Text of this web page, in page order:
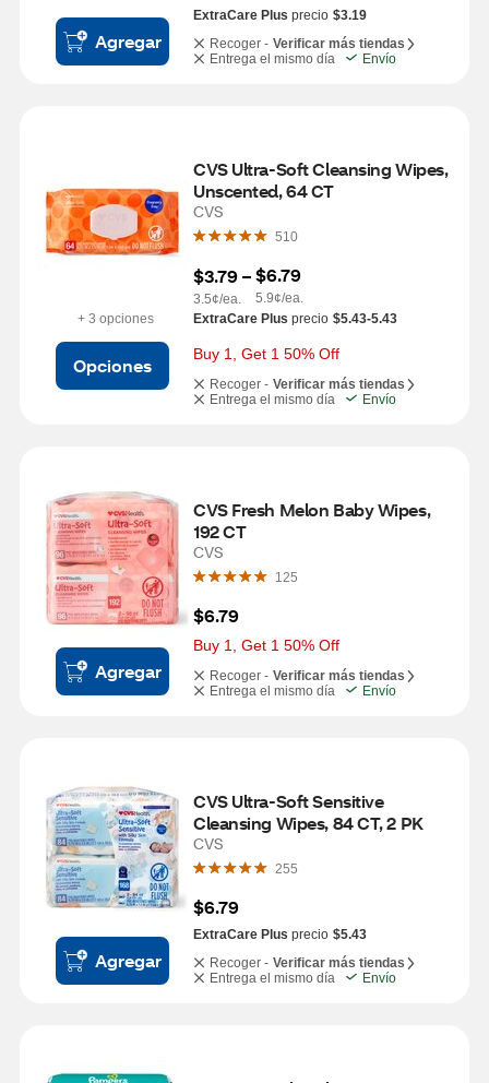
Agregar
ExtraCare Plus precio $3.19
Recoger - Verificar más tiendas
Entrega el mismo día
Envío
+ 3 opciones
Opciones
CVS Ultra-Soft Cleansing Wipes,
Unscented, 64 CT
CVS
510
$3.79 –
3.5¢/ea.
$6.79
5.9¢/ea.
ExtraCare Plus precio $5.43-5.43
Buy 1, Get 1 50% Off
Recoger - Verificar más tiendas
Entrega el mismo día
Envío
Agregar
CVS Fresh Melon Baby Wipes,
192 CT
CVS
125
$6.79
Buy 1, Get 1 50% Off
Recoger - Verificar más tiendas
Entrega el mismo día
Envío
Agregar
CVS Ultra-Soft Sensitive
Cleansing Wipes, 84 CT, 2 PK
CVS
255
$6.79
ExtraCare Plus precio $5.43
Recoger - Verificar más tiendas
Entrega el mismo día
Envío